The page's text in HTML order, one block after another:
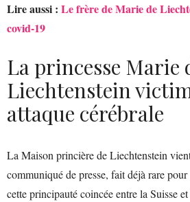
Lire aussi : Le frère de Marie de
covid-19
La princesse Marie
Liechtenstein
attaque cérébrale
La Maison princière de Liechtenstein
communiqué de presse, fait déjà rare
cette principauté coincée entre la Suisse